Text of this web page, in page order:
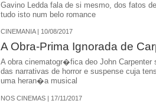
Gavino Ledda fala de si mesmo, dos fatos
tudo isto num belo romance
CINEMANIA | 10/08/2017
A Obra-Prima Ignorada de
A obra cinematogr�fica deo John Carpenter
das narrativas de horror e suspense cuja
uma heran�a musical
NOS CINEMAS | 17/11/2017